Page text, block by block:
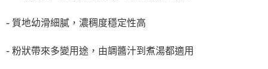
- 質地幼滑細膩，濃稠度穩定性高
- 粉狀帶來多變用途，由調醬汁到煮湯都適用